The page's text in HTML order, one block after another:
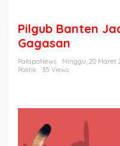
Pilgub Banten
Gagasan
PalapaNews
Minggu, 20 Maret
Politik
35 Views